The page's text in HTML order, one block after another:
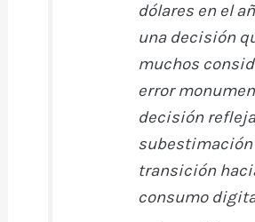
dólares en el
una decisión
muchos
error
decisión
subestimación
transición
consumo